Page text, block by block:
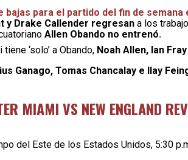
bajas para el partido del fin de semana
y Drake Callender regresan a los
Allen Obando no entrenó.
‘solo’ a Obando, Noah Allen, Ian
Ganago, Tomas Chancalay e Ilay
MIAMI VS NEW ENGLAND
del Este de los Estados Unidos, 5:30